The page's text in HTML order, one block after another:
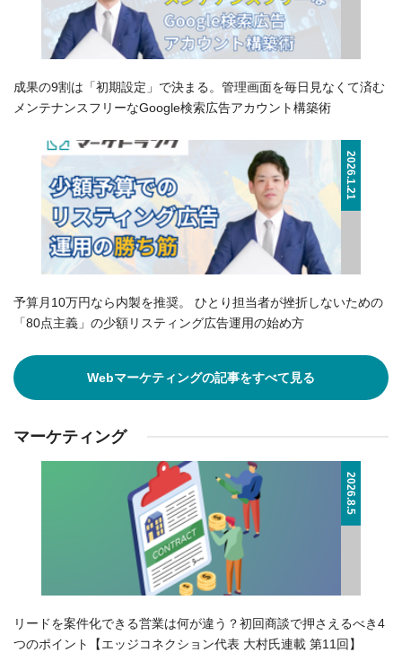
成果の9割は「初期設定」で決まる。管理画面を毎日見なくて済む
メンテナンスフリーなGoogle検索広告アカウント構築術
2026.1.21
予算月10万円なら内製を推奨。 ひとり担当者が挫折しないための
「80点主義」の少額リスティング広告運用の始め方
Webマーケティングの記事をすべて見る
マーケティング
2026.8.5
リードを案件化できる営業は何が違う？初回商談で押さえるべき4
つのポイント【エッジコネクション代表 大村氏連載 第11回】